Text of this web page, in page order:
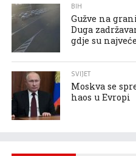
BIH
Gužve na
Duga
gdje su
SVIJET
Moskva se
haos u Evropi